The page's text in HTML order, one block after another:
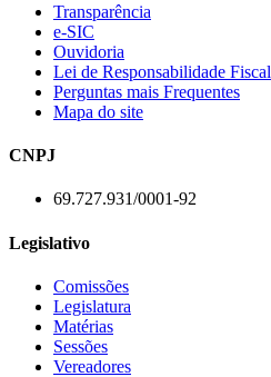
Transparência
e-SIC
Ouvidoria
Lei de Responsabilidade Fiscal
Perguntas mais Frequentes
Mapa do site
CNPJ
69.727.931/0001-92
Legislativo
Comissões
Legislatura
Matérias
Sessões
Vereadores